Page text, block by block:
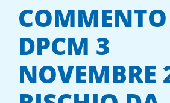
DPCM 3
NOVEMBRE